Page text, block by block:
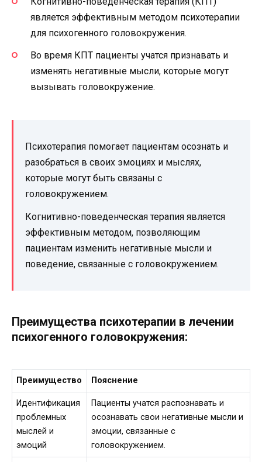
является эффективным методом психотерапии
для психогенного головокружения.
Во время КПТ пациенты учатся признавать и
изменять негативные мысли, которые могут
вызывать головокружение.
Психотерапия помогает пациентам осознать и
разобраться в своих эмоциях и мыслях,
которые могут быть связаны с
головокружением.
Когнитивно-поведенческая терапия является
эффективным методом, позволяющим
пациентам изменить негативные мысли и
поведение, связанные с головокружением.
Преимущества психотерапии в лечении
психогенного головокружения:
Преимущество Пояснение
Идентификация
проблемных
мыслей и
эмоций
Пациенты учатся распознавать и
осознавать свои негативные мысли и
эмоции, связанные с
головокружением.